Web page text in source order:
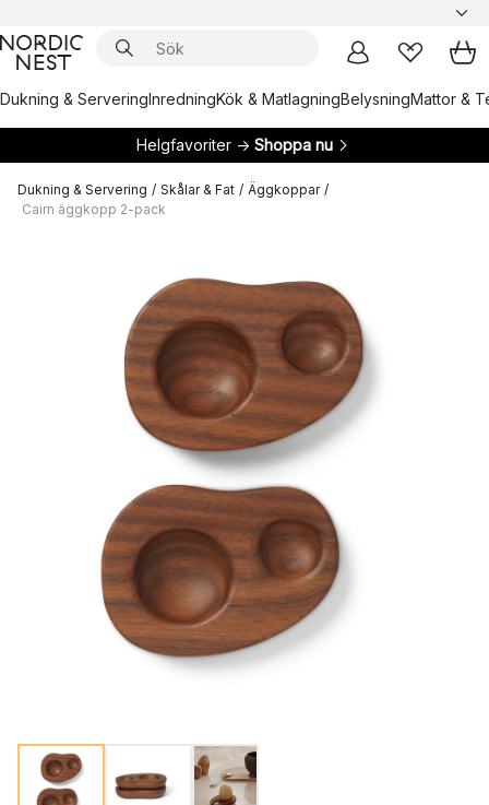
Dukning & ServeringInredningKök & MatlagningBelysningMattor &
Helgfavoriter → Shoppa nu
Dukning & Servering / Skålar & Fat / Äggkoppar /
Cairn äggkopp 2-pack